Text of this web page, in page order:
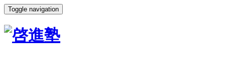
Toggle navigation